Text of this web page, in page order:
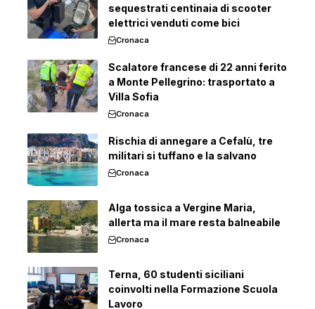
sequestrati centinaia di scooter
elettrici venduti come bici
Cronaca
Scalatore francese di 22 anni ferito
a Monte Pellegrino: trasportato a
Villa Sofia
Cronaca
Rischia di annegare a Cefalù, tre
militari si tuffano e la salvano
Cronaca
Alga tossica a Vergine Maria,
allerta ma il mare resta balneabile
Cronaca
Terna, 60 studenti siciliani
coinvolti nella Formazione Scuola
Lavoro